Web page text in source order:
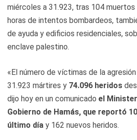
miércoles a 31.923, tras 104
horas de intentos bombardeos,
de ayuda y edificios residenciales,
enclave palestino.
«El número de víctimas de la
31.923 mártires y 74.096 heridos
dijo hoy en un comunicado el
Gobierno de Hamás, que reportó
último día y 162 nuevos heridos.